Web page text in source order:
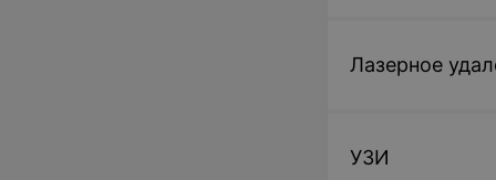
Лазерное
УЗИ